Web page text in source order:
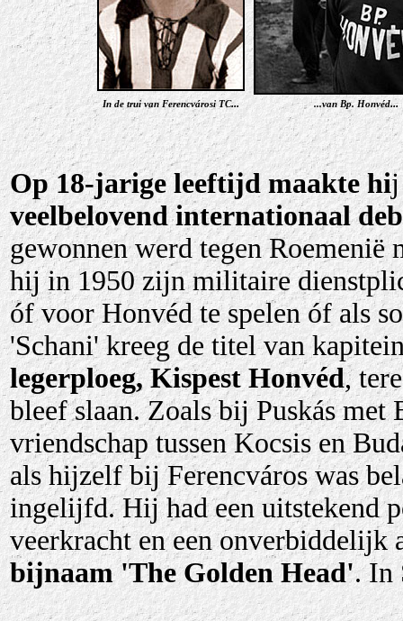
In de trui van Ferencvárosi TC... ...van Bp. Honvéd...
Op 18-jarige leeftijd maakte hi
veelbelovend internationaal
gewonnen werd tegen Roemenië
hij in 1950 zijn militaire
óf voor Honvéd te spelen óf als
'Schani' kreeg de titel van
legerploeg, Kispest Honvéd,
bleef slaan. Zoals bij Puskás
vriendschap tussen Kocsis en
als hijzelf bij Ferencváros was
ingelijfd. Hij had een uitstekend
veerkracht en een
bijnaam 'The Golden Head'. In